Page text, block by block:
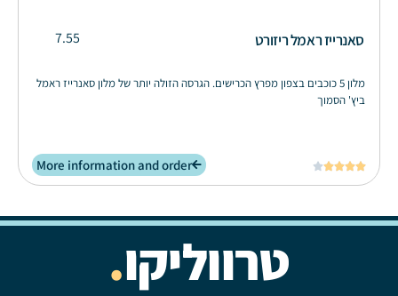
סאנרייז ראמל ריזורט 7.55
מלון 5 כוכבים בצפון מפרץ הכרישים. הגרסה הזולה יותר של מלון סאנרייז ראמל
ביץ' הסמוך





More information and order
טרווליקו.